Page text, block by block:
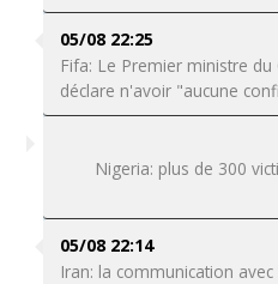
05/08 22:25
Fifa: Le Premier ministre
déclare n'avoir "aucune
Nigeria: plus de 300
05/08 22:14
Iran: la communication